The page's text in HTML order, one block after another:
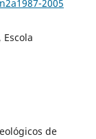
2005
de